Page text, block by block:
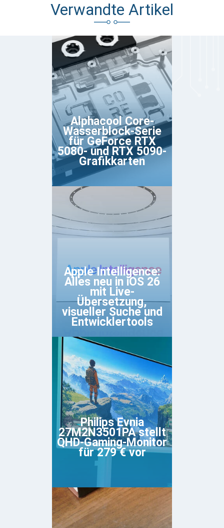
Verwandte Artikel
Alphacool Core-
Wasserblock-Serie
für GeForce RTX
5080- und RTX 5090-
Grafikkarten
Apple Intelligence:
Alles neu in iOS 26
mit Live-
Übersetzung,
visueller Suche und
Entwicklertools
Philips Evnia
27M2N3501PA stellt
QHD-Gaming-Monitor
für 279 € vor